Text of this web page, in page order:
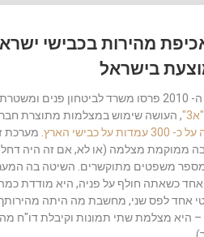
מהירות בכבישי
בישראל
מאז תחילת שנות ה- 2010 פרסו משרד
, העושה שימוש במצלמות מתוצרת
כבישי הארץ
. מערכת
ממוקמת מצלמה (או לא, אם זה היה
אחד כשאתה חולף על פניה, היא מודדת כמה
אחד לפס שני, מחשבת מה היתה
– היא מצלמת שתי תמונות וקיבלת דו"ח